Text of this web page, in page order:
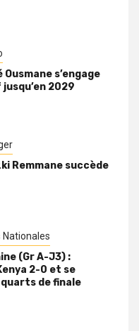
Ousmane s’engage
jusqu’en 2029
Remmane succède
Nationales
(Gr A-J3) :
2-0 et se
de finale